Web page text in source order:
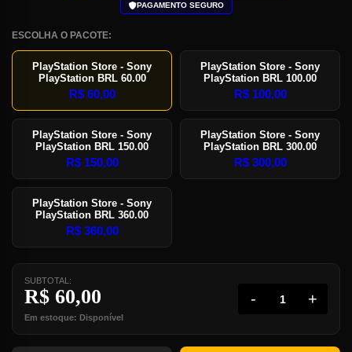
PAGAMENTO SEGURO
ESCOLHA O PACOTE:
PlayStation Store - Sony
PlayStation BRL 60.00
R$60,00
PlayStation Store - Sony
PlayStation BRL 100.00
R$100,00
PlayStation Store - Sony
PlayStation BRL 150.00
R$150,00
PlayStation Store - Sony
PlayStation BRL 300.00
R$300,00
PlayStation Store - Sony
PlayStation BRL 360.00
R$360,00
SUBTOTAL:
R$ 60,00
Em estoque: Disponível
- +